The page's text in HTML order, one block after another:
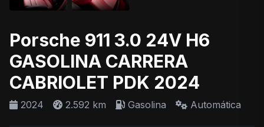
Porsche 911 3.0 24V H6
GASOLINA CARRERA
CABRIOLET PDK 2024
2024 2.592 km Gasolina Automática